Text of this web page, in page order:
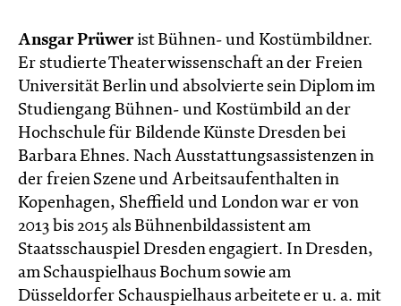
Ansgar Prüwerist Bühnen- und Kostümbildner.
Er studierte Theaterwissenschaft an der Freien
Universität Berlin und absolvierte sein Diplom im
Studiengang Bühnen- und Kostümbild an der
Hochschule für Bildende Künste Dresden bei
Barbara Ehnes. Nach Ausstattungsassistenzen in
der freien Szene und Arbeitsaufenthalten in
Kopenhagen, Sheffield und London war er von
2013 bis 2015 als Bühnenbildassistent am
Staatsschauspiel Dresden engagiert. In Dresden,
am Schauspielhaus Bochum sowie am
Düsseldorfer Schauspielhaus arbeitete er u. a. mit